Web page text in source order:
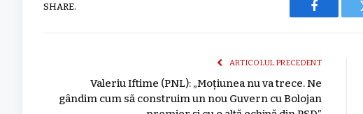
SHARE.
Facebook
ARTICOLUL PRECEDENT
Valeriu Iftime (PNL): „Moțiunea nu va trece. Ne
gândim cum să construim un nou Guvern cu Bolojan